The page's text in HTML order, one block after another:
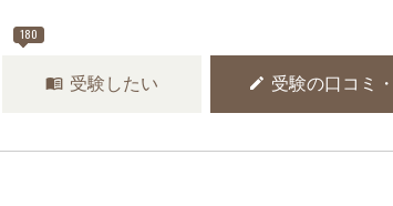
180
menu_book 受験したい edit 受験の口コミ